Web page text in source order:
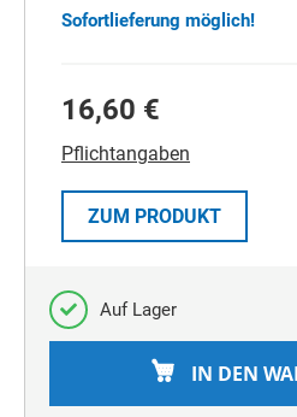
Sofortlieferung möglich!
16,60 €
Pflichtangaben
ZUM PRODUKT
Auf Lager
IN DEN